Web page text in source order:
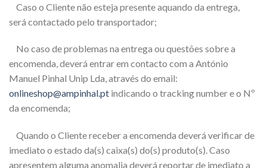
Caso o Cliente não esteja presente aquando da entrega,
será contactado pelo transportador;
No caso de problemas na entrega ou questões sobre a
encomenda, deverá entrar em contacto com a António
Manuel Pinhal Unip Lda, através do email:
onlineshop@ampinhal.pt indicando o tracking number e o Nº
da encomenda;
Quando o Cliente receber a encomenda deverá verificar de
imediato o estado da(s) caixa(s) do(s) produto(s). Caso
apresentem alguma anomalia deverá reportar de imediato a